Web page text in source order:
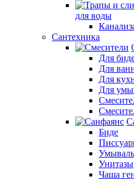
для воды
Сантехника
Для
Для
Для
Для
Биде
Унитазы
Чаша